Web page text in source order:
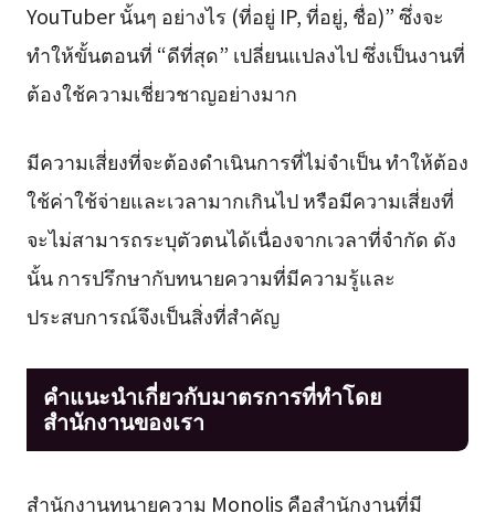
YouTuber นั้นๆ อย่างไร (ที่อยู่ IP, ที่อยู่, ชื่อ)” ซึ่งจะ
ทำให้ขั้นตอนที่ “ดีที่สุด” เปลี่ยนแปลงไป ซึ่งเป็นงานที่
ต้องใช้ความเชี่ยวชาญอย่างมาก
มีความเสี่ยงที่จะต้องดำเนินการที่ไม่จำเป็น ทำให้ต้อง
ใช้ค่าใช้จ่ายและเวลามากเกินไป หรือมีความเสี่ยงที่
จะไม่สามารถระบุตัวตนได้เนื่องจากเวลาที่จำกัด ดัง
นั้น การปรึกษากับทนายความที่มีความรู้และ
ประสบการณ์จึงเป็นสิ่งที่สำคัญ
คำแนะนำเกี่ยวกับมาตรการที่ทำโดย
สำนักงานของเรา
สำนักงานทนายความ Monolis คือสำนักงานที่มี